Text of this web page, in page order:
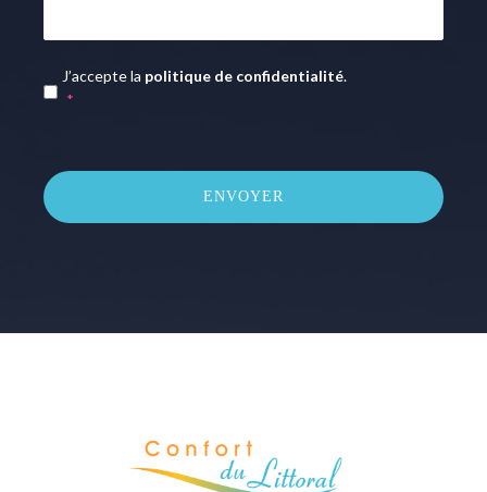
RGPD *
J’accepte la politique de confidentialité.
*